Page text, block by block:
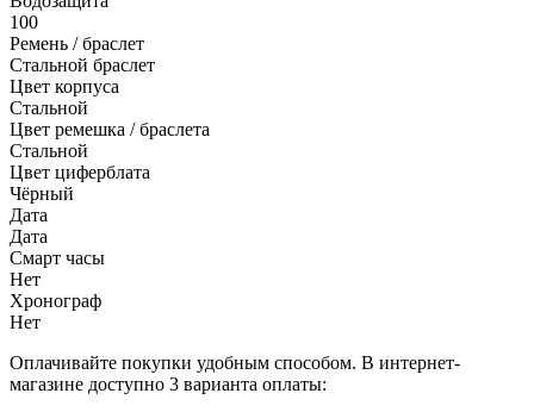
100
Ремень / браслет
Стальной браслет
Цвет корпуса
Стальной
Цвет ремешка / браслета
Стальной
Цвет циферблата
Чёрный
Дата
Дата
Смарт часы
Нет
Хронограф
Нет
Оплачивайте покупки удобным способом. В интернет-
магазине доступно 3 варианта оплаты: